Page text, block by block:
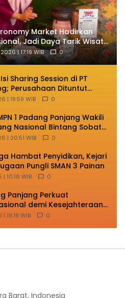
Market Hadirkan
Jadi Daya Tarik Wisata
| 17:19 WIB 0
Sharing Session di PT
Perusahaan Dituntut
| 19:59 WIB 0
1 Padang Panjang Wakili
Nasional Bintang Sobat
| 20:51 WIB 0
Hambat Penyidikan, Kejari
Pungli SMAN 3 Painan
10:16 WIB 0
Panjang Perkuat
demi Kesejahteraan
19:19 WIB 0
Barat, Indonesia